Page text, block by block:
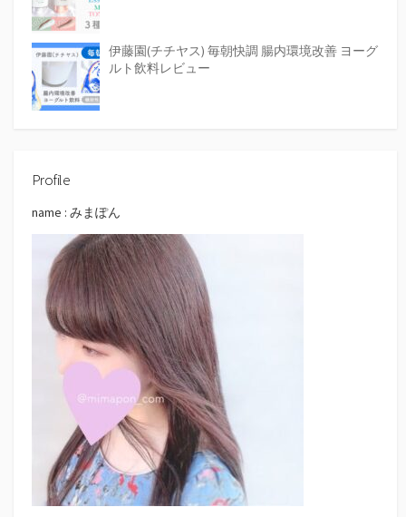
伊藤園(チチヤス) 毎朝快調 腸内環境改善 ヨーグ
ルト飲料レビュー
Profile
name : みまぽん